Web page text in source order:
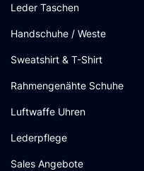
Leder Taschen
Handschuhe / Weste
Sweatshirt & T-Shirt
Rahmengenähte Schuhe
Luftwaffe Uhren
Lederpflege
Sales Angebote